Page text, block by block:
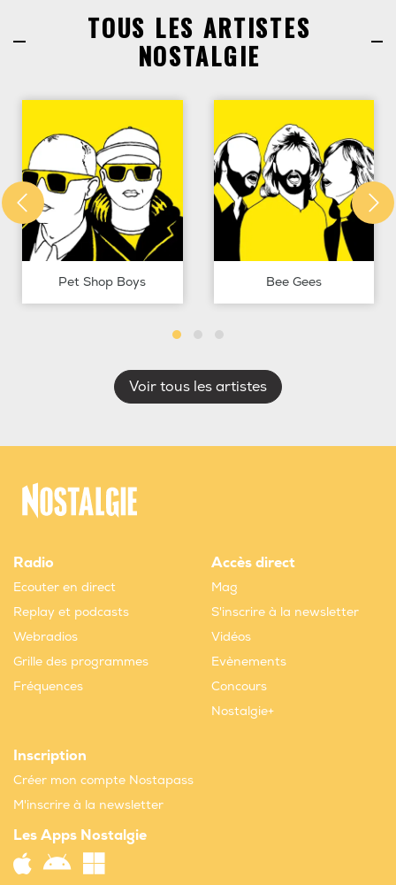
TOUS LES ARTISTES
NOSTALGIE
Pet Shop Boys Bee Gees
Voir tous les artistes
Radio
Ecouter en direct
Replay et podcasts
Webradios
Grille des programmes
Fréquences
Accès direct
Mag
S'inscrire à la newsletter
Vidéos
Evènements
Concours
Nostalgie+
Inscription
Créer mon compte Nostapass
M'inscrire à la newsletter
Les Apps Nostalgie